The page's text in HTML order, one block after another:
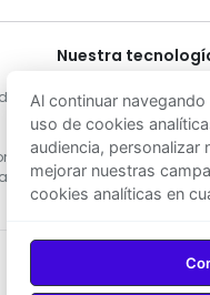
o
Nuestra
algoritmos de
desarrollar las
estimación de precios
Marruecos,
base para la toma
venta.
Descargar en
Al continuar
uso de cookies
audiencia, personalizar
mejorar nuestras
cookies analíticas en